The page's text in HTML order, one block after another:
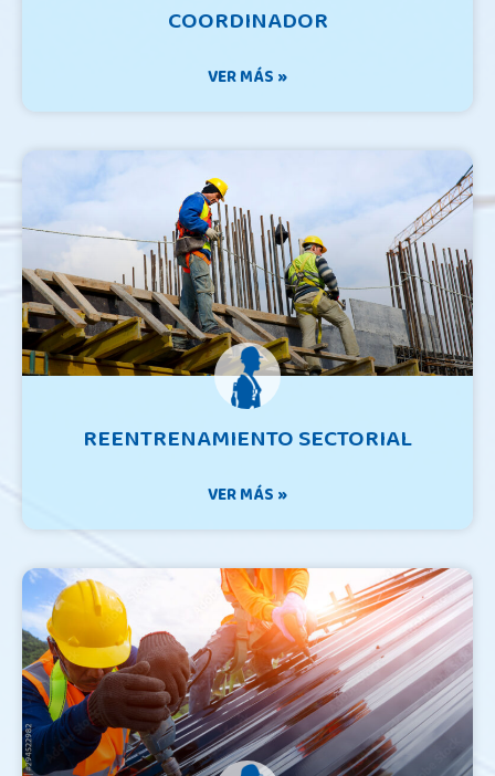
COORDINADOR
VER MÁS »
REENTRENAMIENTO SECTORIAL
VER MÁS »